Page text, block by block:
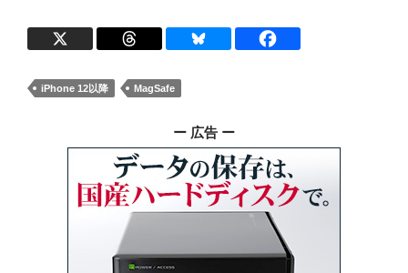
iPhone 12以降 MagSafe
ー 広告 ー